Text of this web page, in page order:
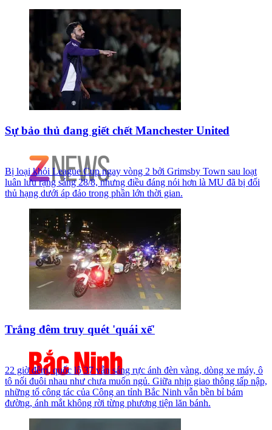
Sự bảo thủ đang giết chết Manchester United
Bị loại khỏi League Cup ngay vòng 2 bởi Grimsby Town sau loạt
luân lưu rạng sáng 28/8, nhưng điều đáng nói hơn là MU đã bị đối
thủ hạng dưới áp đảo trong phần lớn thời gian.
Trắng đêm truy quét 'quái xế'
22 giờ đêm, quốc lộ 37 vẫn sáng rực ánh đèn vàng, dòng xe máy, ô
tô nối đuôi nhau như chưa muốn ngủ. Giữa nhịp giao thông tấp nập,
những tổ công tác của Công an tỉnh Bắc Ninh vẫn bền bỉ bám
đường, ánh mắt không rời từng phương tiện lăn bánh.